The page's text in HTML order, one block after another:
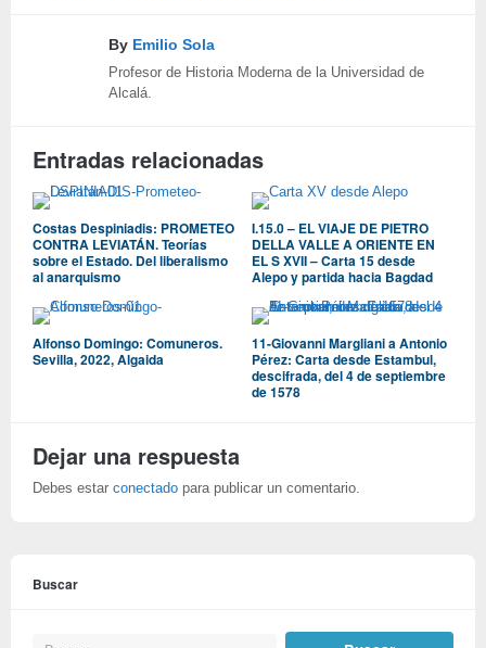
By Emilio Sola
Profesor de Historia Moderna de la Universidad de
Alcalá.
Entradas relacionadas
Costas Despiniadis: PROMETEO
CONTRA LEVIATÁN. Teorías
sobre el Estado. Del liberalismo
al anarquismo
I.15.0 – EL VIAJE DE PIETRO
DELLA VALLE A ORIENTE EN
EL S XVII – Carta 15 desde
Alepo y partida hacia Bagdad
Alfonso Domingo: Comuneros.
Sevilla, 2022, Algaida
11-Giovanni Margliani a Antonio
Pérez: Carta desde Estambul,
descifrada, del 4 de septiembre
de 1578
Dejar una respuesta
Debes estar conectado para publicar un comentario.
Buscar